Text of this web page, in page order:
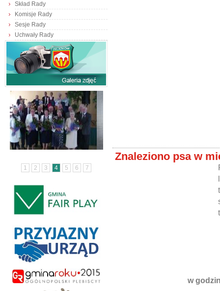
Skład Rady
Komisje Rady
Sesje Rady
Uchwały Rady
1 2 3 4 5 6 7
Znaleziono psa w
w